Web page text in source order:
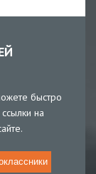
быстро
на